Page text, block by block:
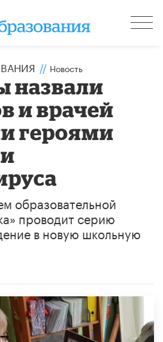
// Новость
назвали
и врачей
героями
образовательной
проводит серию
в новую школьную